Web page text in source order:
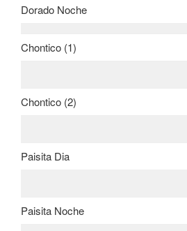
Dorado Noche
Chontico (1)
Chontico (2)
Paisita Dia
Paisita Noche